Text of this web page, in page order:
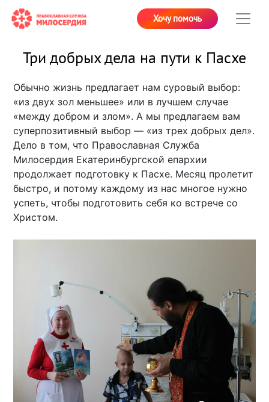
Хочу помочь
Три добрых дела на пути к Пасхе
Обычно жизнь предлагает нам суровый выбор:
«из двух зол меньшее» или в лучшем случае
«между добром и злом». А мы предлагаем вам
суперпозитивный выбор — «из трех добрых дел».
Дело в том, что Православная Служба
Милосердия Екатеринбургской епархии
продолжает подготовку к Пасхе. Месяц пролетит
быстро, и потому каждому из нас многое нужно
успеть, чтобы подготовить себя ко встрече со
Христом.